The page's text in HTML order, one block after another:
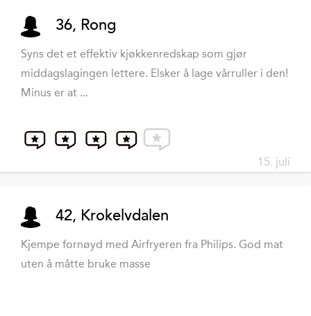
36, Rong
Syns det et effektiv kjøkkenredskap som gjør
middagslagingen lettere. Elsker å lage vårruller i den!
Minus er at ...
15. juli
42, Krokelvdalen
Kjempe fornøyd med Airfryeren fra Philips. God mat
uten å måtte bruke masse